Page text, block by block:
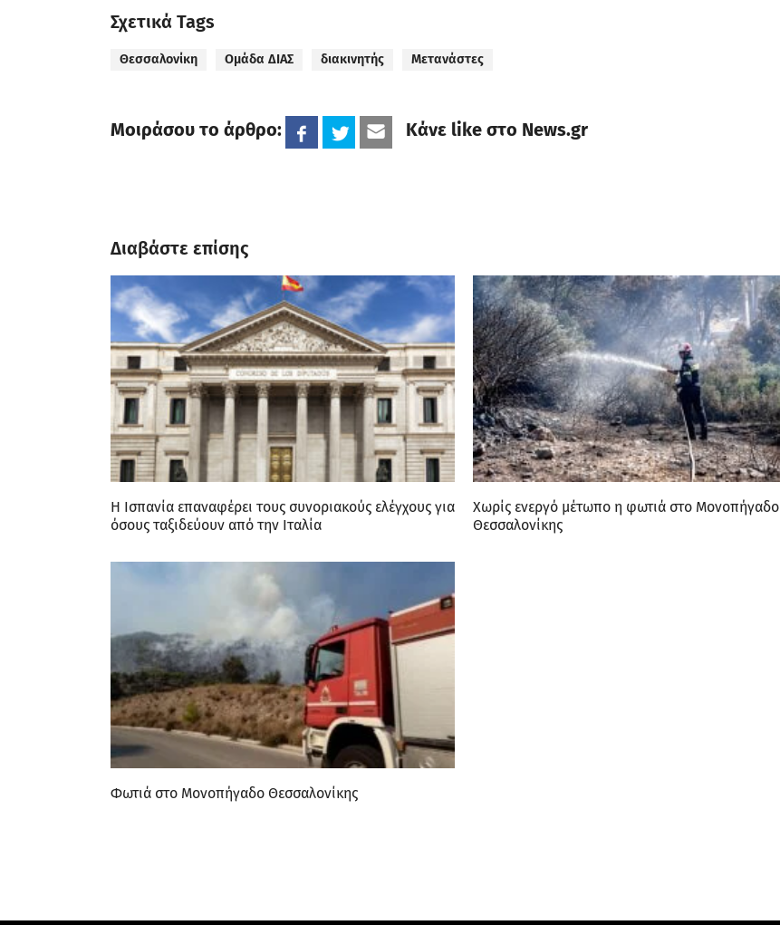
Σχετικά Tags
Θεσσαλονίκη Ομάδα ΔΙΑΣ διακινητής Μετανάστες
Μοιράσου το άρθρο: Κάνε like στο News.gr
Διαβάστε επίσης
H Ισπανία επαναφέρει τους συνοριακούς ελέγχους για
όσους ταξιδεύουν από την Ιταλία
Χωρίς ενεργό μέτωπο η φωτιά στο Μονοπήγαδο
Θεσσαλονίκης
Φωτιά στο Μονοπήγαδο Θεσσαλονίκης